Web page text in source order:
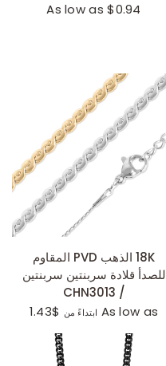
As low as $0.94
عرض سريع 18K الذهب PVD المقاوم
للصدأ قلادة سربنتين سربنتين
/ CHN3013
As low as ابتداءً من $1.43